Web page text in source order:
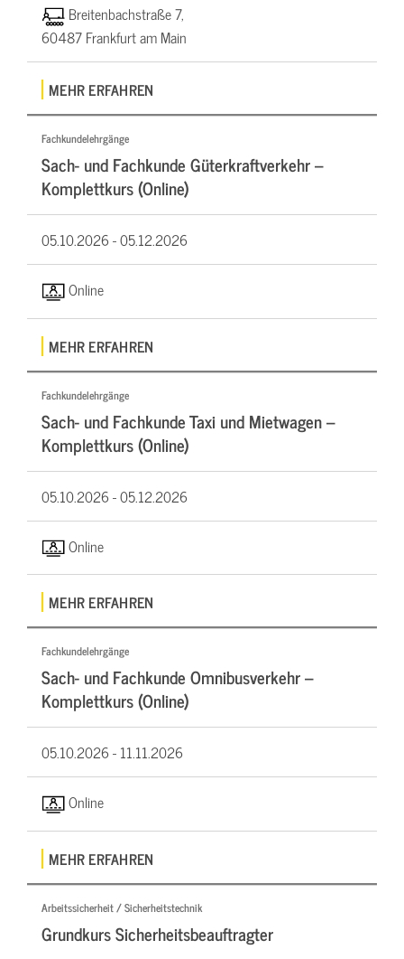
Breitenbachstraße 7,
60487 Frankfurt am Main
MEHR ERFAHREN
Fachkundelehrgänge
Sach- und Fachkunde Güterkraftverkehr –
Komplettkurs (Online)
05.10.2026 -05.12.2026
Online
MEHR ERFAHREN
Fachkundelehrgänge
Sach- und Fachkunde Taxi und Mietwagen –
Komplettkurs (Online)
05.10.2026 -05.12.2026
Online
MEHR ERFAHREN
Fachkundelehrgänge
Sach- und Fachkunde Omnibusverkehr –
Komplettkurs (Online)
05.10.2026 -11.11.2026
Online
MEHR ERFAHREN
Arbeitssicherheit / Sicherheitstechnik
Grundkurs Sicherheitsbeauftragter